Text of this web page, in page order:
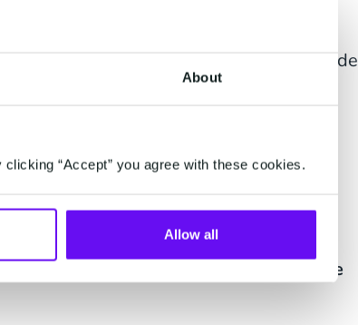
About
“Accept” you agree with these cookies.
Allow all
que cambian constantemente es otro de
enfrentan a diario.
que los
de deudas
lograr que